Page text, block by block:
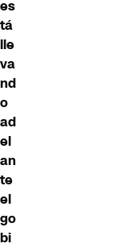
es
tá
lle
va
nd
o
ad
el
an
te
el
go
bi